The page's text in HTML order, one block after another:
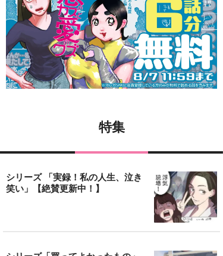
特集
シリーズ 「実録！私の人生、泣き
笑い」【絶賛更新中！】